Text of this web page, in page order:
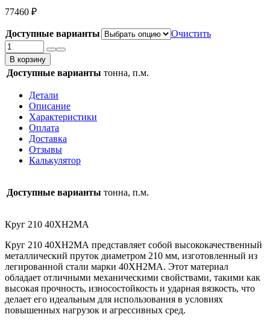
77460 ₽
Доступные варианты
Очистить
Количество
товара
Круг
210
В корзину
Доступные варианты тонна, п.м.
Детали
Описание
Характеристики
Оплата
Доставка
Отзывы
Калькулятор
Доступные варианты тонна, п.м.
Круг 210 40ХН2МА
Круг 210 40ХН2МА представляет собой высококачественный
металлический пруток диаметром 210 мм, изготовленный из
легированной стали марки 40ХН2МА. Этот материал
обладает отличными механическими свойствами, такими как
высокая прочность, износостойкость и ударная вязкость, что
делает его идеальным для использования в условиях
повышенных нагрузок и агрессивных сред.